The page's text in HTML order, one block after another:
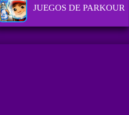
JUEGOS DE PARKOUR